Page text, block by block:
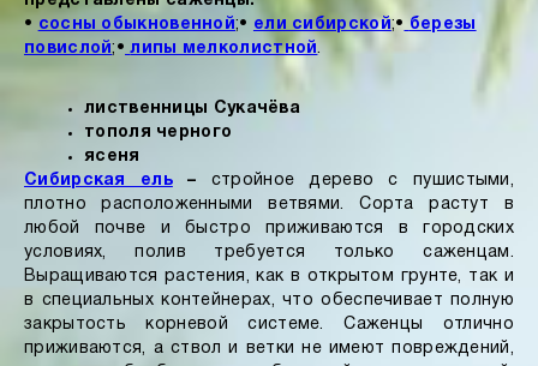
• сосны обыкновенной;• ели сибирской;• березы
повислой; • липы мелколистной.
лиственницы Сукачёва
тополя черного
ясеня
Сибирская ель– стройное дерево с пушистыми,
плотно расположенными ветвями. Сорта растут в
любой почве и быстро приживаются в городских
условиях, полив требуется только саженцам.
Выращиваются растения, как в открытом грунте, так и
в специальных контейнерах, что обеспечивает полную
закрытость корневой системе. Саженцы отлично
приживаются, а ствол и ветки не имеют повреждений,